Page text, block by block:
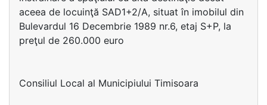
aceea de locuinţă SAD1+2/A, situat în imobilul din
Bulevardul 16 Decembrie 1989 nr.6, etaj S+P, la
preţul de 260.000 euro
Consiliul Local al Municipiului Timisoara